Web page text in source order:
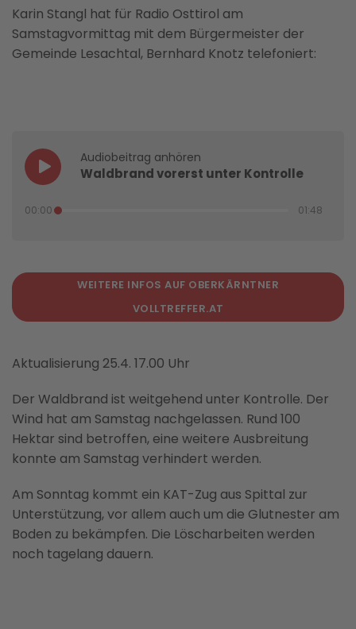
Karin Stangl hat für Radio Osttirol am
Samstagvormittag mit dem Bürgermeister der
Gemeinde Lesachtal, Bernhard Knotz telefoniert:
Audiobeitrag anhören
Waldbrand vorerst unter Kontrolle
00:00 01:48
WEITERE INFOS AUF OBERKÄRNTNER
VOLLTREFFER.AT
Aktualisierung 25.4. 17.00 Uhr
Der Waldbrand ist weitgehend unter Kontrolle. Der
Wind hat am Samstag nachgelassen. Rund 100
Hektar sind betroffen, eine weitere Ausbreitung
konnte am Samstag verhindert werden.
Am Sonntag kommt ein KAT-Zug aus Spittal zur
Unterstützung, vor allem auch um die Glutnester am
Boden zu bekämpfen. Die Löscharbeiten werden
noch tagelang dauern.